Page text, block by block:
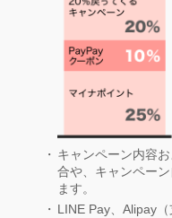
キャンペーン内容
合や、キャンペー
ます。
LINE Pay、Alipay